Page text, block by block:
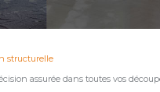
structurelle
assurée dans toutes vos